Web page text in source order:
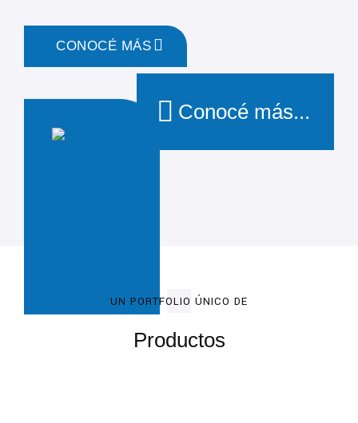
CONOCÉ MÁS
Conocé más...
UN PORTFOLIO ÚNICO DE
Productos